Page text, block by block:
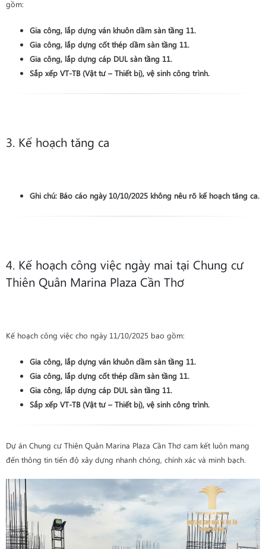
gồm:
Gia công, lắp dựng ván khuôn dầm sàn tầng 11.
Gia công, lắp dựng cốt thép dầm sàn tầng 11.
Gia công, lắp dựng cáp DULsàn tầng 11.
Sắp xếp VT-TB (Vật tư – Thiết bị), vệ sinh công trình.
3. Kế hoạch tăng ca
Ghi chú: Báo cáo ngày 10/10/2025 không nêu rõ kế hoạch tăng ca.
4. Kế hoạch công việc ngày mai tại Chung cư
Thiên Quân Marina Plaza Cần Thơ
Kế hoạch công việc cho ngày 11/10/2025 bao gồm:
Gia công, lắp dựng ván khuôn dầm sàn tầng 11.
Gia công, lắp dựng cốt thép dầm sàn tầng 11.
Gia công, lắp dựng cáp DULsàn tầng 11.
Sắp xếp VT-TB (Vật tư – Thiết bị), vệ sinh công trình.
Dự án Chung cư Thiên Quân Marina Plaza Cần Thơ cam kết luôn mang
đến thông tin tiến độ xây dựng nhanh chóng, chính xác và minh bạch.